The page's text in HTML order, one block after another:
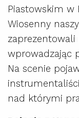
Piastowskim w
Wiosenny
wprowadzając
Na scenie
nad którymi